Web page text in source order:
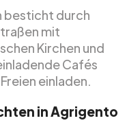
besticht durch
mit
Kirchen und
Cafés
einladen.
in Agrigento